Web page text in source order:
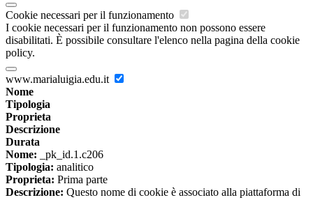
Cookie necessari per il funzionamento
I cookie necessari per il funzionamento non possono essere
disabilitati. È possibile consultare l'elenco nella pagina della cookie
policy.
www.marialuigia.edu.it
Nome
Tipologia
Proprieta
Descrizione
Durata
Nome: _pk_id.1.c206
Tipologia: analitico
Proprieta: Prima parte
Descrizione: Questo nome di cookie è associato alla piattaforma di